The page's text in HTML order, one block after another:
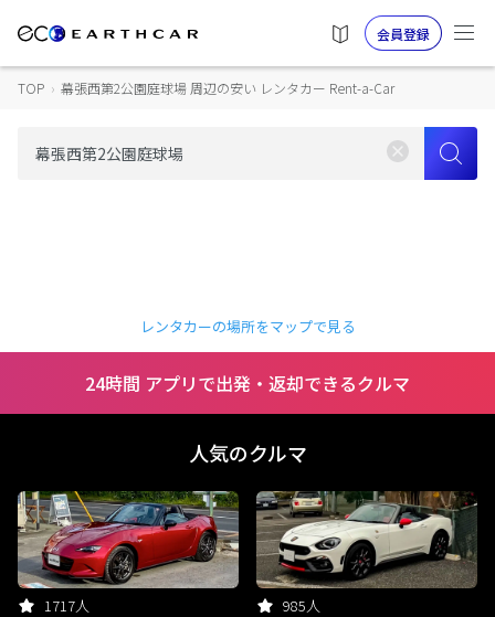
会員登録
TOP › 幕張西第2公園庭球場 周辺の安い レンタカー Rent-a-Car
レンタカーの場所をマップで見る
24時間 アプリで出発・返却できるクルマ
人気のクルマ
1717人 985人